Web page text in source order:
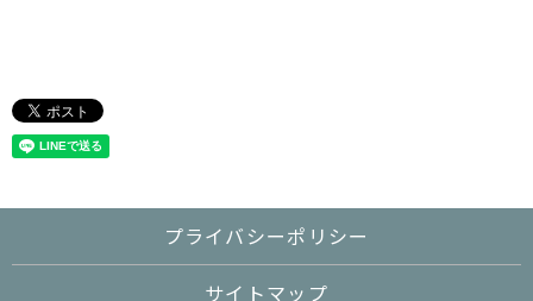
プライバシーポリシー
サイトマップ